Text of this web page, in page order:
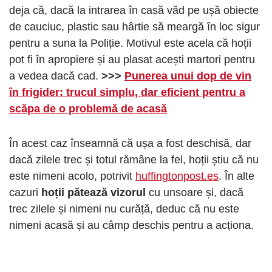
deja că, dacă la intrarea în casă văd pe ușă obiecte
de cauciuc, plastic sau hârtie să meargă în loc sigur
pentru a suna la Poliție. Motivul este acela că hoții
pot fi în apropiere și au plasat acești martori pentru
a vedea dacă cad. >>> Punerea unui dop de vin
în frigider: trucul simplu, dar eficient pentru a
scăpa de o problemă de acasă
În acest caz înseamnă că ușa a fost deschisă, dar
dacă zilele trec și totul rămâne la fel, hoții știu că nu
este nimeni acolo, potrivit huffingtonpost.es. În alte
cazuri hoții pătează vizorul cu unsoare și, dacă
trec zilele și nimeni nu curăță, deduc că nu este
nimeni acasă și au câmp deschis pentru a acționa.